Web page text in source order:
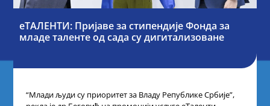
еТАЛЕНТИ: Пријаве за стипендије Фонда за
младе таленте од сада су дигитализоване
“Млади људи су приоритет за Владу Републике Србије”,